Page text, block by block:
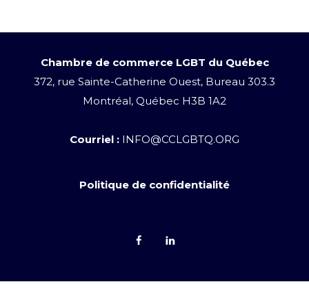
Chambre de commerce LGBT du Québec
372, rue Sainte-Catherine Ouest, Bureau 303.3
Montréal, Québec H3B 1A2
Courriel : INFO@CCLGBTQ.ORG
Politique de confidentialité